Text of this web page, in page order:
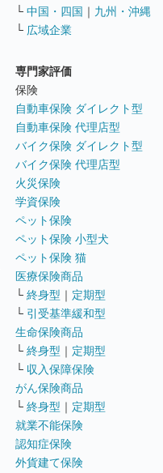
└ 中国・四国 ｜ 九州・沖縄
└ 広域企業
専門家評価
保険
自動車保険 ダイレクト型
自動車保険 代理店型
バイク保険 ダイレクト型
バイク保険 代理店型
火災保険
学資保険
ペット保険
ペット保険 小型犬
ペット保険 猫
医療保険商品
└ 終身型 ｜ 定期型
└ 引受基準緩和型
生命保険商品
└ 終身型 ｜ 定期型
└ 収入保障保険
がん保険商品
└ 終身型 ｜ 定期型
就業不能保険
認知症保険
外貨建て保険